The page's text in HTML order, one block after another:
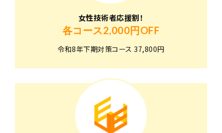
女性技術者応援割！
各コース2,000円OFF
令和8年下期対策コース 37,800円